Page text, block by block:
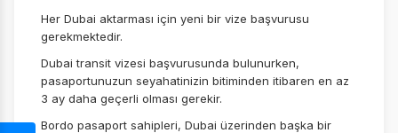
Her Dubai aktarması için yeni bir vize başvurusu
gerekmektedir.
Dubai transit vizesi başvurusunda bulunurken,
pasaportunuzun seyahatinizin bitiminden itibaren en az
3 ay daha geçerli olması gerekir.
Bordo pasaport sahipleri, Dubai üzerinden başka bir